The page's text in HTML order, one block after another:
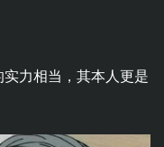
力相当，其本人更是